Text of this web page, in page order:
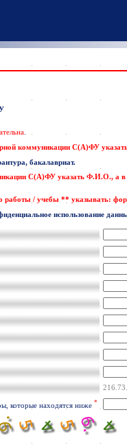
коммуникации С(А)ФУ
бакалавриат.
С(А)ФУ указать Ф.И.О., а в
работы / учебы ** указывать:
использование
которые находятся ниже *